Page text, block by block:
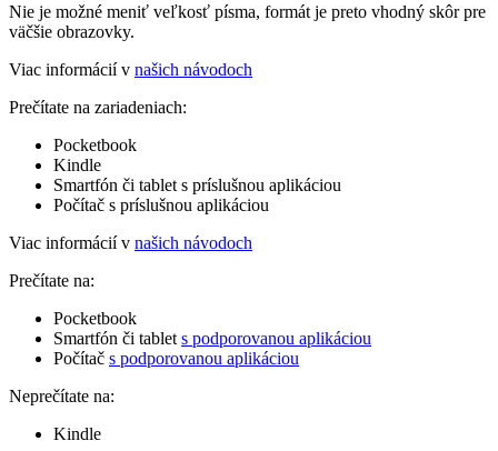
Nie je možné meniť veľkosť písma, formát je preto vhodný skôr pre
väčšie obrazovky.
Viac informácií v našich návodoch
Prečítate na zariadeniach:
Pocketbook
Kindle
Smartfón či tablet s príslušnou aplikáciou
Počítač s príslušnou aplikáciou
Viac informácií v našich návodoch
Prečítate na:
Pocketbook
Smartfón či tablet s podporovanou aplikáciou
Počítač s podporovanou aplikáciou
Neprečítate na:
Kindle